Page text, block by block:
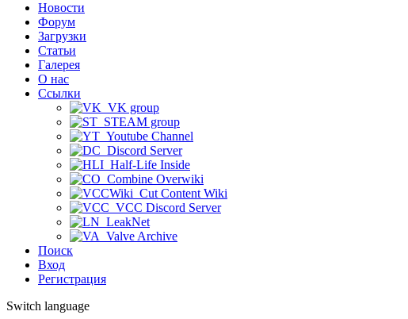
Новости
Форум
Загрузки
Статьи
Галерея
О нас
Ссылки
VK group
STEAM group
Youtube Channel
Discord Server
Half-Life Inside
Combine Overwiki
Cut Content Wiki
VCC Discord Server
LeakNet
Valve Archive
Поиск
Вход
Регистрация
Switch language